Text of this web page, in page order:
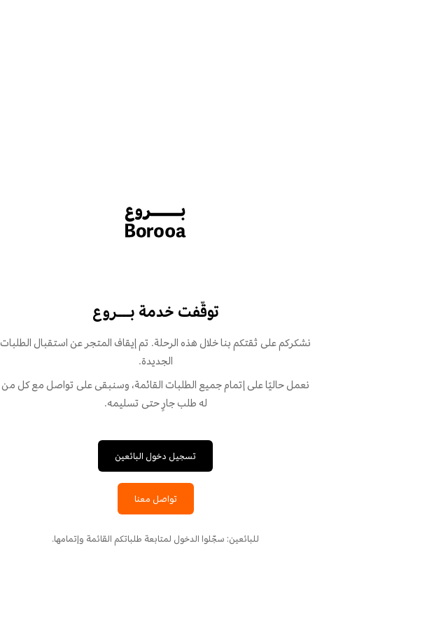
توقّفت خدمة بـــروع
نشكركم على ثقتكم بنا خلال هذه الرحلة. تم إيقاف المتجر عن استقبال الطلبات
الجديدة.
نعمل حاليًا على إتمام جميع الطلبات القائمة، وسنبقى على تواصل مع كل من
له طلب جارٍ حتى تسليمه.
تسجيل دخول البائعين
تواصل معنا
للبائعين: سجّلوا الدخول لمتابعة طلباتكم القائمة وإتمامها.